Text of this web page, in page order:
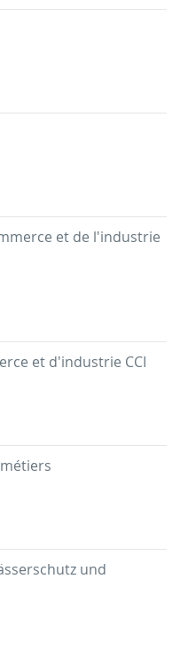
et de l'industrie
et d'industrie CCI
und